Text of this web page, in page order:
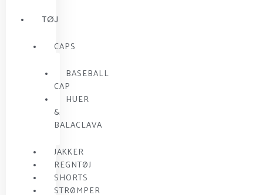
TØJ
CAPS
BASEBALL
CAP
HUER
&
BALACLAVA
JAKKER
REGNTØJ
SHORTS
STRØMPER